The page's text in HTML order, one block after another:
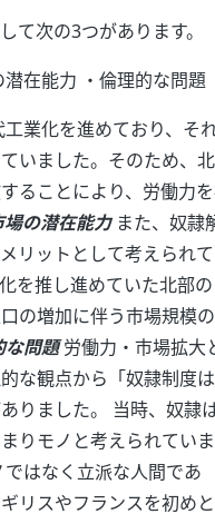
て次の3つがあります。
在能力 ・倫理的な問題
業化を進めており、そ
いました。そのため、
ることにより、労働力
場の潜在能力また、奴隷
リットとして考えられ
を推し進めていた北部の
の増加に伴う市場規模
な問題労働力・市場拡大
な観点から「奴隷制度
りました。 当時、奴隷
りモノと考えられてい
はなく立派な人間であ
リスやフランスを初め